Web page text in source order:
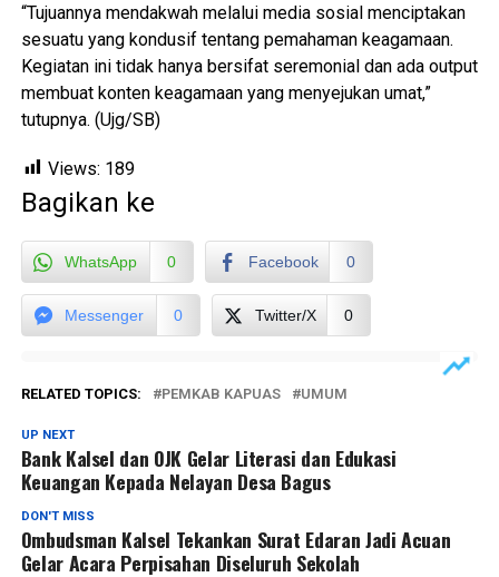
“Tujuannya mendakwah melalui media sosial menciptakan
sesuatu yang kondusif tentang pemahaman keagamaan.
Kegiatan ini tidak hanya bersifat seremonial dan ada output
membuat konten keagamaan yang menyejukan umat,”
tutupnya. (Ujg/SB)
Views: 189
Bagikan ke
WhatsApp 0 Facebook 0
Messenger 0 Twitter/X 0
RELATED TOPICS: PEMKAB KAPUAS UMUM
UP NEXT
Bank Kalsel dan OJK Gelar Literasi dan Edukasi
Keuangan Kepada Nelayan Desa Bagus
DON'T MISS
Ombudsman Kalsel Tekankan Surat Edaran Jadi Acuan
Gelar Acara Perpisahan Diseluruh Sekolah